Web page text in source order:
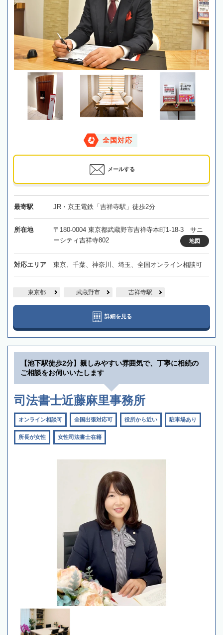
全国対応
メールする
最寄駅 JR・京王電鉄「吉祥寺駅」徒歩2分
所在地
〒180-0004 東京都武蔵野市吉祥寺本町1-18-3 サニ
ーシティ吉祥寺802
地図
対応エリア 東京、千葉、神奈川、埼玉、全国オンライン相談可
東京都 武蔵野市 吉祥寺駅
詳細を見る
【池下駅徒歩2分】親しみやすい雰囲気で、丁寧に相続の
ご相談をお伺いいたします
司法書士近藤麻里事務所
オンライン相談可 全国出張対応可 役所から近い 駐車場あり
所長が女性 女性司法書士在籍